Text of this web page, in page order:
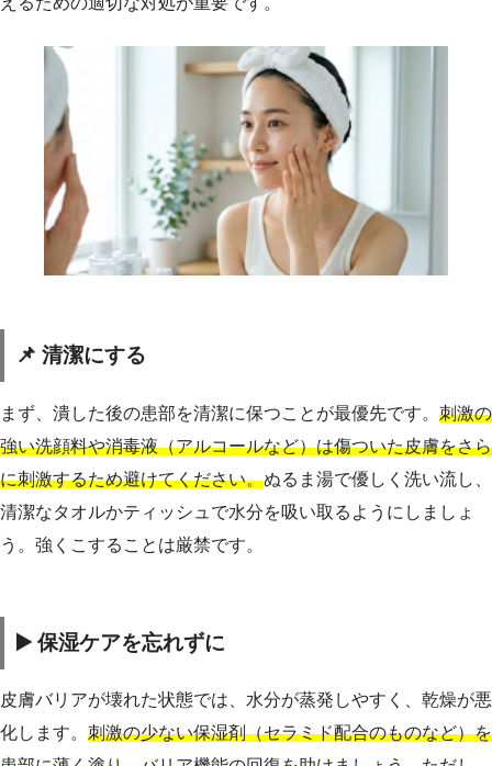
📌 清潔にする
まず、潰した後の患部を清潔に保つことが最優先です。 刺激の
強い洗顔料や消毒液（アルコールなど）は傷ついた皮膚をさら
に刺激するため避けてください。ぬるま湯で優しく洗い流し、
清潔なタオルかティッシュで水分を吸い取るようにしましょ
う。強くこすることは厳禁です。
▶️ 保湿ケアを忘れずに
皮膚バリアが壊れた状態では、水分が蒸発しやすく、乾燥が悪
化します。 刺激の少ない保湿剤（セラミド配合のものなど）を